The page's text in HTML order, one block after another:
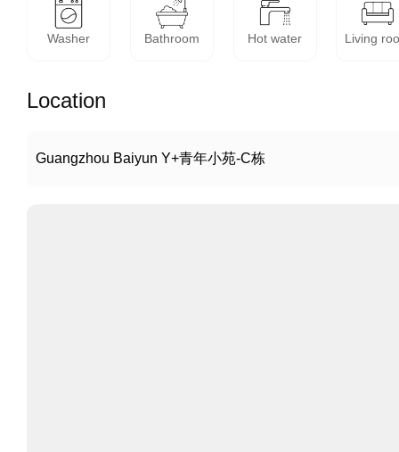
Washer Bathroom Hot water Living
Location
Guangzhou Baiyun Y+青年小苑-C栋